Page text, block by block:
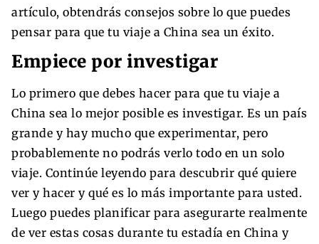
artículo, obtendrás consejos sobre lo que puedes
pensar para que tu viaje a China sea un éxito.
Empiece por investigar
Lo primero que debes hacer para que tu viaje a
China sea lo mejor posible es investigar. Es un país
grande y hay mucho que experimentar, pero
probablemente no podrás verlo todo en un solo
viaje. Continúe leyendo para descubrir qué quiere
ver y hacer y qué es lo más importante para usted.
Luego puedes planificar para asegurarte realmente
de ver estas cosas durante tu estadía en China y